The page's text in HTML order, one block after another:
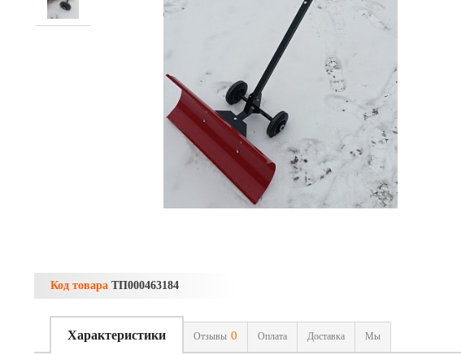
Код товара ТП000463184
Характеристики Отзывы 0 Оплата Доставка Мы